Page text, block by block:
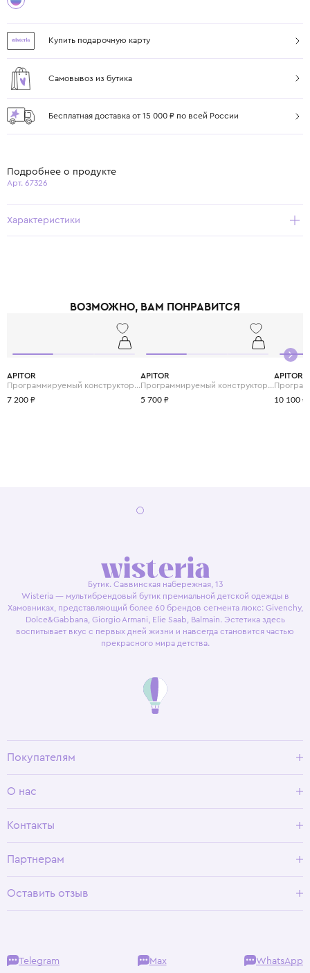
Купить подарочную карту
Самовывоз из бутика
Бесплатная доставка от 15 000 ₽ по всей России
Подробнее о продукте
Арт. 67326
Характеристики
ВОЗМОЖНО, ВАМ ПОНРАВИТСЯ
APITOR
Программируемый конструктор Apitor Robot S 10в1
7 200 ₽
APITOR
Программируемый конструктор Apitor Robot R 4в1
5 700 ₽
APITOR
10 100 ₽
Бутик. Саввинская набережная, 13
Wisteria — мультибрендовый бутик премиальной детской одежды в
Хамовниках, представляющий более 60 брендов сегмента люкс: Givenchy,
Dolce&Gabbana, Giorgio Armani, Elie Saab, Balmain. Эстетика здесь
воспитывает вкус с первых дней жизни и навсегда становится частью
прекрасного мира детства.
Покупателям
Условия возврата
О нас
Программа лояльности
Контакты
Партнерам
Оставить отзыв
Telegram Max WhatsApp